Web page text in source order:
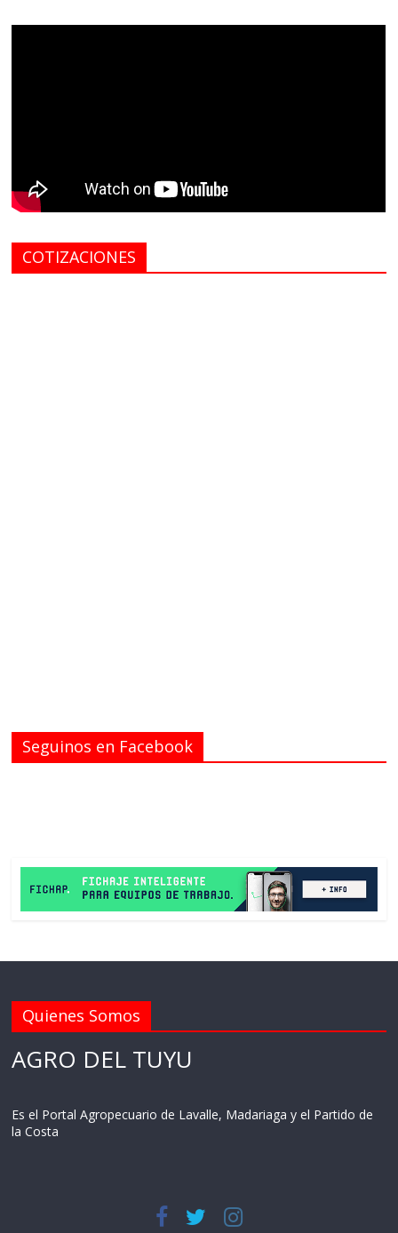
COTIZACIONES
Seguinos en Facebook
Quienes Somos
AGRO DEL TUYU
Es el Portal Agropecuario de Lavalle, Madariaga y el Partido de
la Costa